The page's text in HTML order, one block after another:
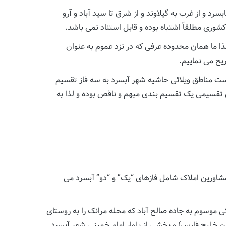
و از غرب به گیلاوند و از شرق تا سید آباد و آرو
مطلقاً اشتباه بوده و قابل استناد نمی باشد.
ما همان محدوده عرفی که در نزد عموم به عنوان
می نماییم.
مناطق ویلائی حاشیه شهر آبسرد به سه فاز تقسیم
تقسیمی یک تقسیم بندی مبهم و ناقص بوده و لذا به
املاک شامل فازهای “یک” و “دو” آبسرد می
به جاده صالح آباد که محله مرانک را به روستای